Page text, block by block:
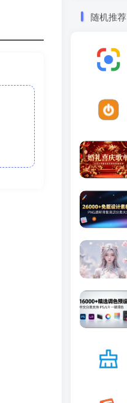
随机推荐